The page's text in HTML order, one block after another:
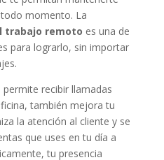
momento. La
trabajo remoto es una de
para lograrlo, sin importar
recibir llamadas
también mejora tu
la atención al cliente y se
que uses en tu día a
tu presencia